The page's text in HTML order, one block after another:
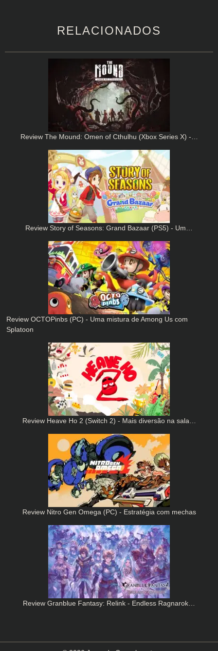
RELACIONADOS
Review The Mound: Omen of Cthulhu (Xbox Series X) -…
Review Story of Seasons: Grand Bazaar (PS5) - Um…
Review OCTOPinbs (PC) - Uma mistura de Among Us com
Splatoon
Review Heave Ho 2 (Switch 2) - Mais diversão na sala…
Review Nitro Gen Omega (PC) - Estratégia com mechas
Review Granblue Fantasy: Relink - Endless Ragnarok…